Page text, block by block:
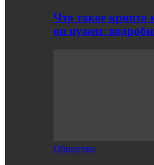
Что такое крипто
он нужен:
Общество